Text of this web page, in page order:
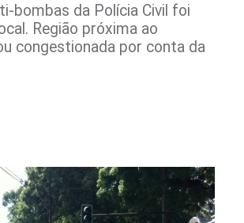
bombas da Polícia Civil foi
Região próxima ao
congestionada por conta da